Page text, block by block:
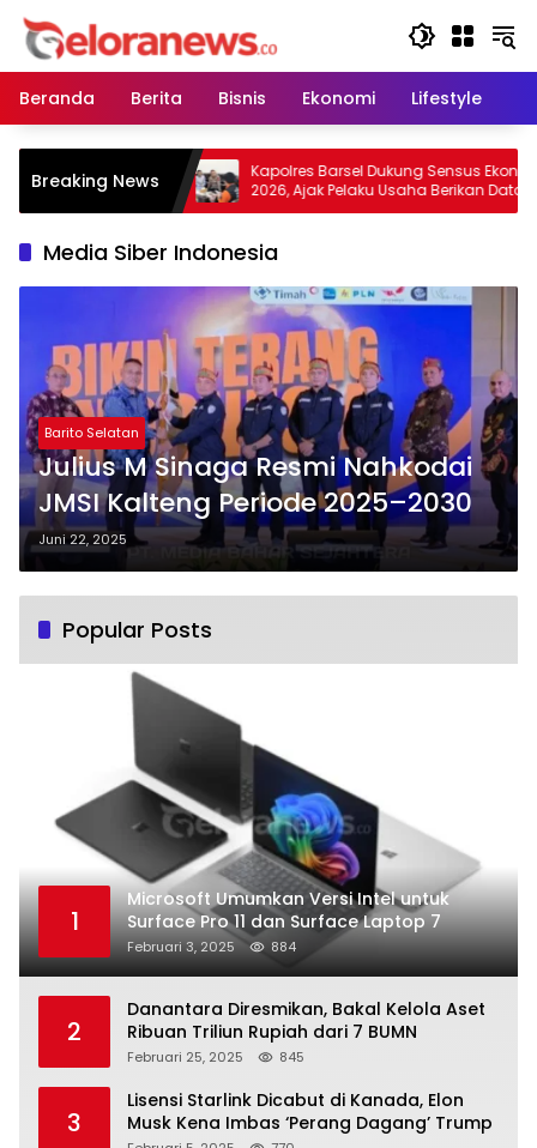
Langsung
konten
Beranda
Berita Bisnis Ekonomi Lifestyle
Breaking News
Tidak
Wujudkan
Asap
Kapolres Barsel Dukung Sensus Ekonomi
2026, Ajak Pelaku Usaha Berikan Data
yang Jujur
Media Siber Indonesia
Barito Selatan
Julius M Sinaga Resmi Nahkodai
JMSI Kalteng Periode 2025–2030
Juni 22, 2025
Popular Posts
1
Microsoft Umumkan Versi Intel untuk
Surface Pro 11 dan Surface Laptop 7
Februari 3, 2025 884
2
Danantara Diresmikan, Bakal Kelola Aset
Ribuan Triliun Rupiah dari 7 BUMN
Februari 25, 2025 845
3
Lisensi Starlink Dicabut di Kanada, Elon
Musk Kena Imbas ‘Perang Dagang’ Trump